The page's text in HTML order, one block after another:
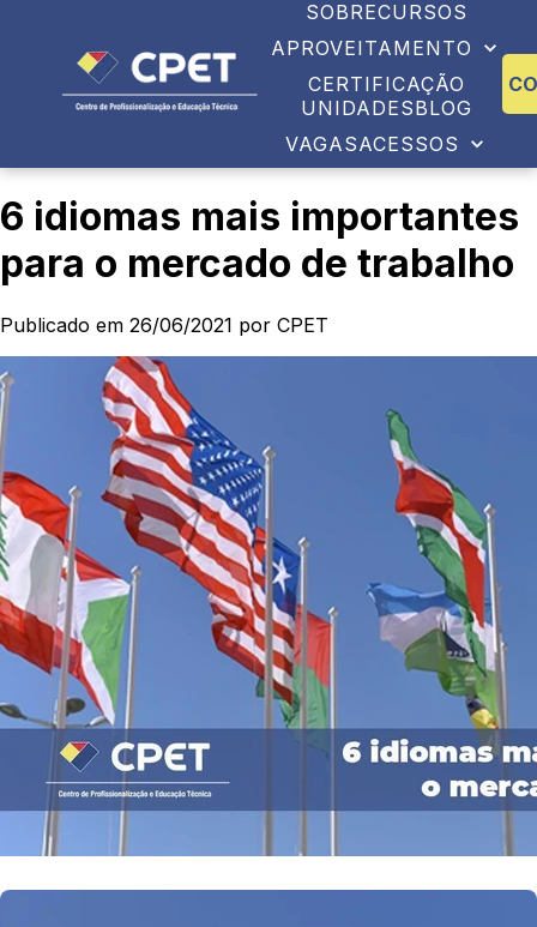
SOBRECURSOS
APROVEITAMENTO
CERTIFICAÇÃO
UNIDADESBLOG
VAGASACESSOS
6 idiomas mais importantes
para o mercado de trabalho
Publicado em 26/06/2021 por CPET